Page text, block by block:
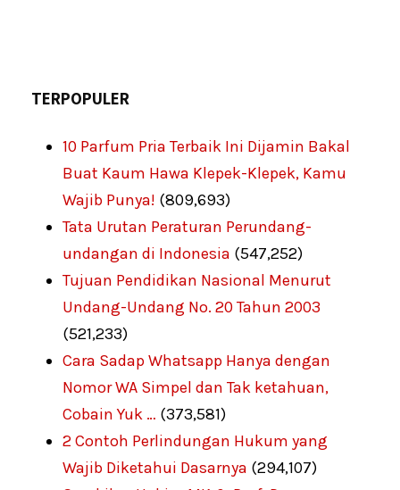
TERPOPULER
10 Parfum Pria Terbaik Ini Dijamin Bakal
Buat Kaum Hawa Klepek-Klepek, Kamu
Wajib Punya! (809,693)
Tata Urutan Peraturan Perundang-
undangan di Indonesia (547,252)
Tujuan Pendidikan Nasional Menurut
Undang-Undang No. 20 Tahun 2003
(521,233)
Cara Sadap Whatsapp Hanya dengan
Nomor WA Simpel dan Tak ketahuan,
Cobain Yuk … (373,581)
2 Contoh Perlindungan Hukum yang
Wajib Diketahui Dasarnya (294,107)